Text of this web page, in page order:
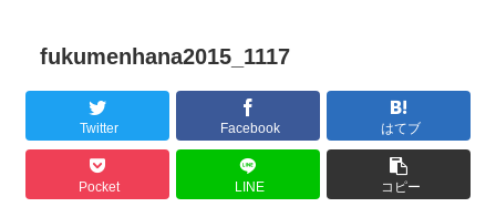
fukumenhana2015_1117
Twitter Facebook はてブ
Pocket LINE コピー